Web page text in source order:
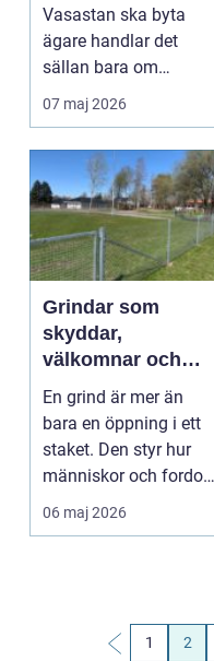
Vasastan ska byta
ägare handlar det
sällan bara om
kvadratmeter och pris.
Här möts a...
07 maj 2026
Grindar som
skyddar,
välkomnar och
ramar in
En grind är mer än
bara en öppning i ett
staket. Den styr hur
människor och fordon
rör sig, sätter t...
06 maj 2026
1 2